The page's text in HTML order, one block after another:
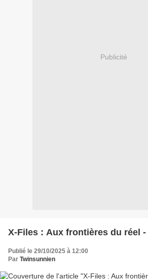
Publicité
X-Files : Aux frontières du réel -
Publié le 29/10/2025 à 12:00
Par Twinsunnien